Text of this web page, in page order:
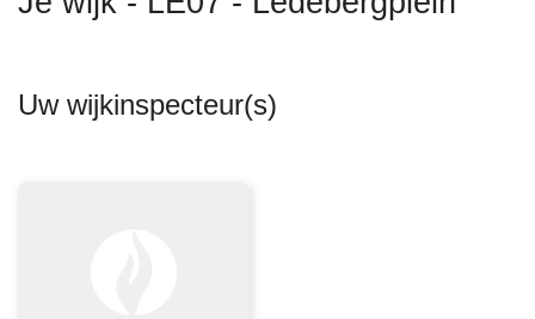
Uw wijkinspecteur(s)